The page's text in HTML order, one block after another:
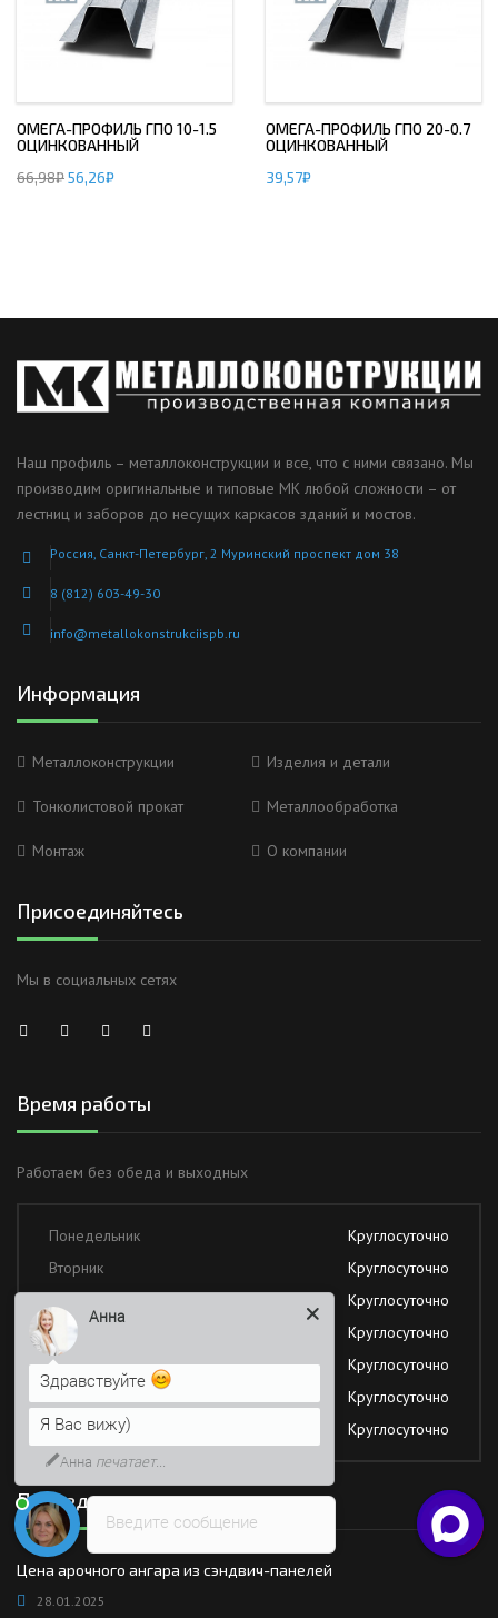
ОМЕГА-ПРОФИЛЬ ГПО 10-1.5
ОЦИНКОВАННЫЙ
66,98₽56,26₽
ОМЕГА-ПРОФИЛЬ ГПО 20-0.7
ОЦИНКОВАННЫЙ
39,57₽
Наш профиль – металлоконструкции и все, что с ними связано. Мы
производим оригинальные и типовые МК любой сложности – от
лестниц и заборов до несущих каркасов зданий и мостов.
Россия, Санкт-Петербург, 2 Муринский проспект дом 38
8 (812) 603-49-30
info@metallokonstrukciispb.ru
Информация
Металлоконструкции Изделия и детали
Тонколистовой прокат Металлообработка
Монтаж О компании
Присоединяйтесь
Мы в социальных сетях
Время работы
Работаем без обеда и выходных
Понедельник
Круглосуточно
Вторник
Круглосуточно
Круглосуточно
Четверг
Круглосуточно
Пятница
Круглосуточно
Суббота
Круглосуточно
Воскресение
Круглосуточно
Последние новости
Цена арочного ангара из сэндвич-панелей
28.01.2025
Введите сообщение
Анна
Здравствуйте
Я Вас вижу)
Анна печатает...